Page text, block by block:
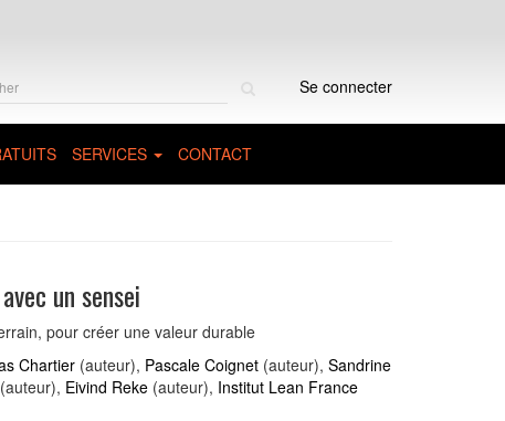
Se connecter
SERVICES CONTACT
un sensei
pour créer une valeur durable
Chartier (auteur), Pascale Coignet (auteur), Sandrine
(auteur), Eivind Reke (auteur), Institut Lean France